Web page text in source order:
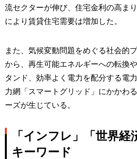
流セクターが伸び、住宅金利の高ま
により賃貸住宅需要は増加した。
また、気候変動問題をめぐる社会的
から、再生可能エネルギーへの転換
タンド、効率よく電力を配分する電
力網「スマートグリッド」にかかわ
ーズが生じている。
「インフレ」「世界経
キーワード